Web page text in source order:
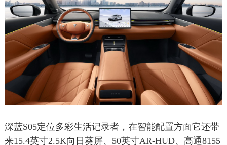
深蓝S05定位多彩生活记录者，在智能配置方面它还带
来15.4英寸2.5K向日葵屏、50英寸AR-HUD、高通8155